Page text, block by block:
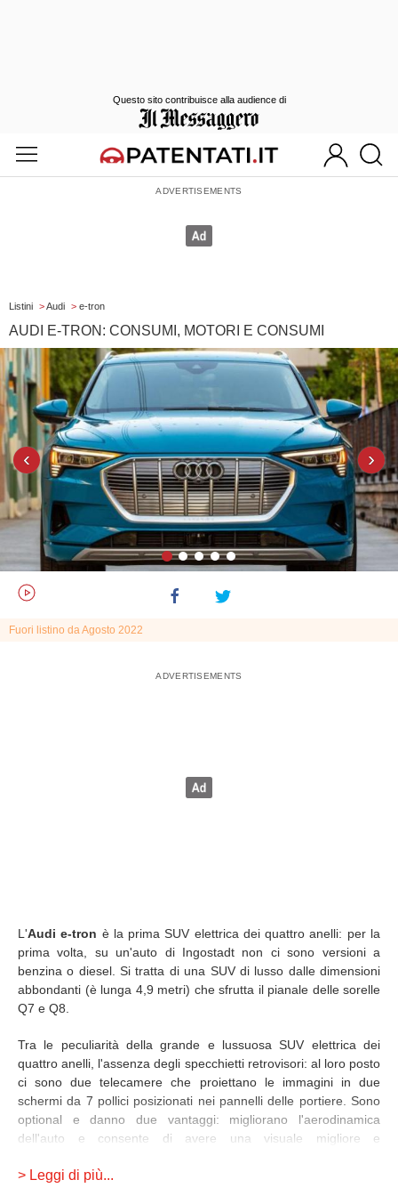
Listini >Audi > e-tron
AUDI E-TRON: CONSUMI, MOTORI E CONSUMI
‹ ›
Fuori listino da Agosto 2022
L'Audi e-tron è la prima SUV elettrica dei quattro anelli: per la
prima volta, su un'auto di Ingostadt non ci sono versioni a
benzina o diesel. Si tratta di una SUV di lusso dalle dimensioni
abbondanti (è lunga 4,9 metri) che sfrutta il pianale delle sorelle
Q7 e Q8.
Tra le peculiarità della grande e lussuosa SUV elettrica dei
quattro anelli, l'assenza degli specchietti retrovisori: al loro posto
ci sono due telecamere che proiettano le immagini in due
schermi da 7 pollici posizionati nei pannelli delle portiere. Sono
optional e danno due vantaggi: migliorano l'aerodinamica
dell'auto e consente di avere una visuale migliore e
> Leggi di più...
Questo sito contribuisce alla audience di